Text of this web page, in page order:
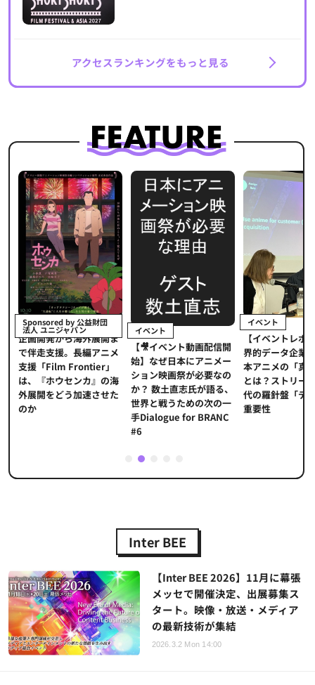
アクセスランキングをもっと見る
Sponsored by 公益財団
法人 ユニジャパン
企画開発から海外展開ま
で伴走支援。長編アニメ
支援「Film Frontier」
は、『ホウセンカ』の海
外展開をどう加速させた
のか
イベント
【🎥イベント動画配信開
始】なぜ日本にアニメー
ション映画祭が必要なの
か？ 数土直志氏が語る、
世界と戦うための次の一
手Dialogue for BRANC
#6
イベント
【イベントレポ
界的データ企業
本アニメの「真
とは？ストリー
代の羅針盤「デ
重要性
2
Inter BEE
【Inter BEE 2026】11月に幕張
メッセで開催決定、出展募集ス
タート。映像・放送・メディア
の最新技術が集結
2026.3.2 Mon 14:00